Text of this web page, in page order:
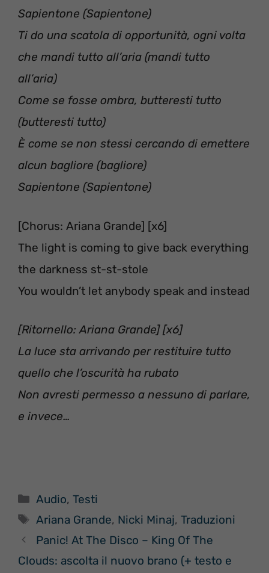
Sapientone (Sapientone)
Ti do una scatola di opportunità, ogni volta
che mandi tutto all’aria (mandi tutto
all’aria)
Come se fosse ombra, butteresti tutto
(butteresti tutto)
È come se non stessi cercando di emettere
alcun bagliore (bagliore)
Sapientone (Sapientone)
[Chorus: Ariana Grande] [x6]
The light is coming to give back everything
the darkness st-st-stole
You wouldn’t let anybody speak and instead
[Ritornello: Ariana Grande] [x6]
La luce sta arrivando per restituire tutto
quello che l’oscurità ha rubato
Non avresti permesso a nessuno di parlare,
e invece…
Categorie
Audio,Testi
Tag
Ariana Grande, Nicki Minaj,Traduzioni
Panic! At The Disco – King Of The
Clouds: ascolta il nuovo brano (+ testo e